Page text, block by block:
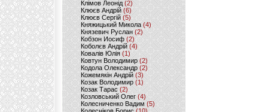
Клімов Леонід(2)
Клюєв Андрій(6)
Клюєв Сергій (5)
Княжицький Микола(4)
Князевич Руслан (2)
Кобзон Иосиф(2)
Коболєв Андрій (4)
Ковалів Юлія(1)
Ковтун Володимир (2)
Кодола Олександр (2)
Кожемякін Андрій (3)
Козак Володимир (1)
Козак Тарас (2)
Козловський Олег(4)
Колесниченко Вадим (5)